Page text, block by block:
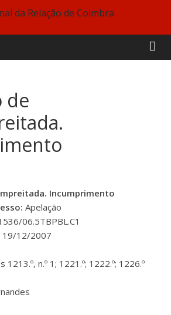
de
Incumprimento
Apelação
06.5TBPBL.C1
19/12/2007
1213.º, n.º 1; 1221.º; 1222.º; 1226.º